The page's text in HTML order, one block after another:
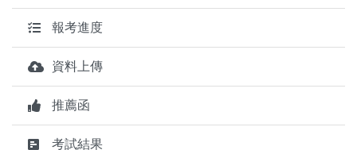
報考進度
資料上傳
推薦函
考試結果